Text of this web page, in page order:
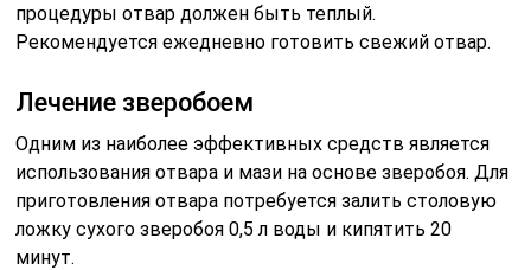
процедуры отвар должен быть теплый.
Рекомендуется ежедневно готовить свежий отвар.
Лечение зверобоем
Одним из наиболее эффективных средств является
использования отвара и мази на основе зверобоя. Для
приготовления отвара потребуется залить столовую
ложку сухого зверобоя 0,5 л воды и кипятить 20
минут.